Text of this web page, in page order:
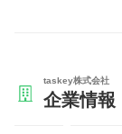
taskey株式会社
企業情報